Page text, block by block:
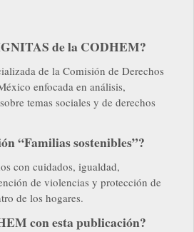
de la CODHEM?
de la Comisión de Derechos
enfocada en análisis,
temas sociales y de derechos
“Familias sostenibles”?
con cuidados, igualdad,
de violencias y protección de
de los hogares.
con esta publicación?